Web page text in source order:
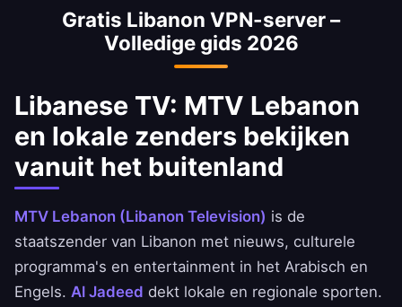
van National Bank of Libanon, Ahli United Bank
Gratis Libanon VPN-server –
Volledige gids 2026
Libanese TV: MTV Lebanon
en lokale zenders bekijken
vanuit het buitenland
MTV Lebanon (Libanon Television) is de
staatszender van Libanon met nieuws, culturele
programma's en entertainment in het Arabisch en
Engels. Al Jadeed dekt lokale en regionale sporten.